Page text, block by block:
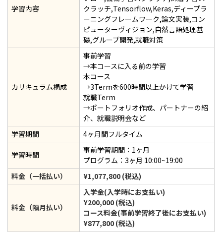
学習内容
クラッチ,Tensorflow,Keras,ディープラ
ーニングフレームワーク,論文実装,コン
ピューターヴィジョン,自然言語処理基
礎,グループ開発,就職対策
カリキュラム構成
事前学習
→本コースに入る前の学習
本コース
→3Termを600時間以上かけて学習
就職Term
→ポートフォリオ作成、パートナーの紹
介、就職説明会など
学習期間
4ヶ月間フルタイム
学習時間
事前学習期間：1ヶ月
プログラム：3ヶ月 10:00~19:00
料金（一括払い）
¥1,077,800 (税込)
料金（隔月払い）
入学金(入学時にお支払い)
¥200,000 (税込)
コース料金(事前学習終了後にお支払い)
¥877,800 (税込)